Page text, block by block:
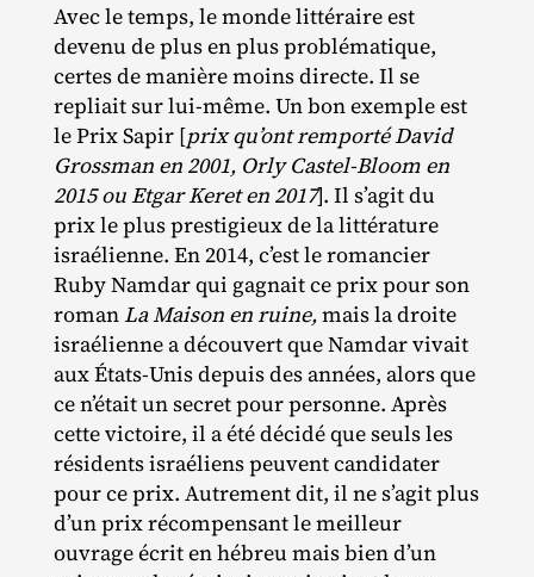
Avec le temps, le monde littéraire est
devenu de plus en plus problématique,
certes de manière moins directe. Il se
repliait sur lui‐​même. Un bon exemple est
le Prix Sapir [prix qu’ont remporté David
Grossman en 2001, Orly Castel-Bloom en
2015 ou Etgar Keret en 2017]. Il s’agit du
prix le plus prestigieux de la littérature
israélienne. En 2014, c’est le romancier
Ruby Namdar qui gagnait ce prix pour son
romanLa Maison en ruine,mais la droite
israélienne a découvert que Namdar vivait
aux États‐​Unis depuis des années, alors que
ce n’était un secret pour personne. Après
cette victoire, il a été décidé que seuls les
résidents israéliens peuvent candidater
pour ce prix. Autrement dit, il ne s’agit plus
d’un prix récompensant le meilleur
ouvrage écrit en hébreu mais bien d’un